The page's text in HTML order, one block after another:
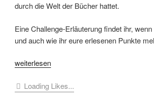
durch die Welt der Bücher hattet.
Eine Challenge-Erläuterung findet ihr,
und auch wie ihr eure erlesenen Punkte
„[Challenge]
Weltenbummler-
weiterlesen
Loading Likes...